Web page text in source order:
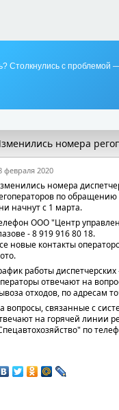
Столкнулись с проблемой
номера
февраля 2020
номера
по обращению
начнут с 1 марта.
ООО "Центр
- 8 919 916 80 18.
новые контакты
работы диспетчерских
отвечают на
отходов, по адресам
вопросы, связанные с
на горячей линии
по